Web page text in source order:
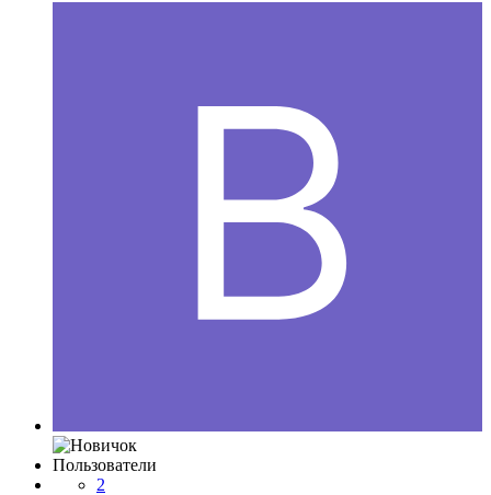
Пользователи
2